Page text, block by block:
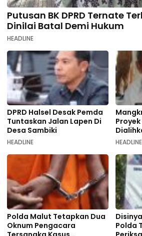
Putusan BK DPRD Ternate
Dinilai Batal Demi Hukum
HEADLINE
DPRD Halsel Desak Pemda
Tuntaskan Jalan Lapen Di
Desa Sambiki
HEADLINE HEADLINE
Polda Malut Tetapkan Dua
Oknum Pengacara
Polda